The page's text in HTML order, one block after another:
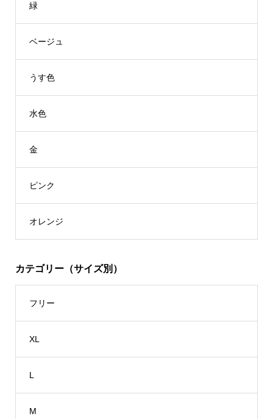
緑
ベージュ
うす色
水色
金
ピンク
オレンジ
カテゴリー（サイズ別）
フリー
XL
L
M